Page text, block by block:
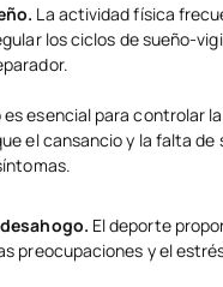
La actividad física
los ciclos de sueño-
es esencial para controlar
el cansancio y la falta de
El deporte
preocupaciones y el